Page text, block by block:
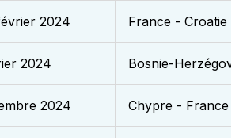
2024 France - Croatie
2024 Bosnie-
2024 Chypre - France